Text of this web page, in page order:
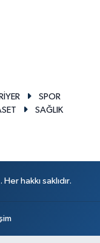
SPOR
SAĞLIK
hakkı saklıdır.